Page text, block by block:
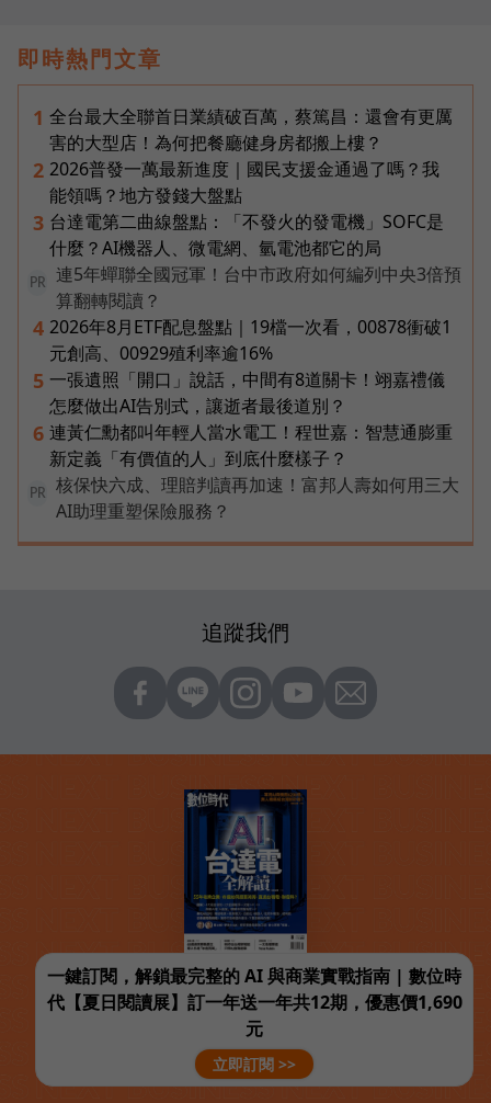
即時熱門文章
1 全台最大全聯首日業績破百萬，蔡篤昌：還會有更厲
害的大型店！為何把餐廳健身房都搬上樓？
2 2026普發一萬最新進度｜國民支援金通過了嗎？我
能領嗎？地方發錢大盤點
3 台達電第二曲線盤點：「不發火的發電機」SOFC是
什麼？AI機器人、微電網、氫電池都它的局
PR
連5年蟬聯全國冠軍！台中市政府如何編列中央3倍預
算翻轉閱讀？
4 2026年8月ETF配息盤點｜19檔一次看，00878衝破1
元創高、00929殖利率逾16%
5 一張遺照「開口」說話，中間有8道關卡！翊嘉禮儀
怎麼做出AI告別式，讓逝者最後道別？
6 連黃仁勳都叫年輕人當水電工！程世嘉：智慧通膨重
新定義「有價值的人」到底什麼樣子？
PR
核保快六成、理賠判讀再加速！富邦人壽如何用三大
AI助理重塑保險服務？
追蹤我們
一鍵訂閱，解鎖最完整的 AI 與商業實戰指南 | 數位時
代【夏日閱讀展】訂一年送一年共12期，優惠價1,690
元
立即訂閱 >>